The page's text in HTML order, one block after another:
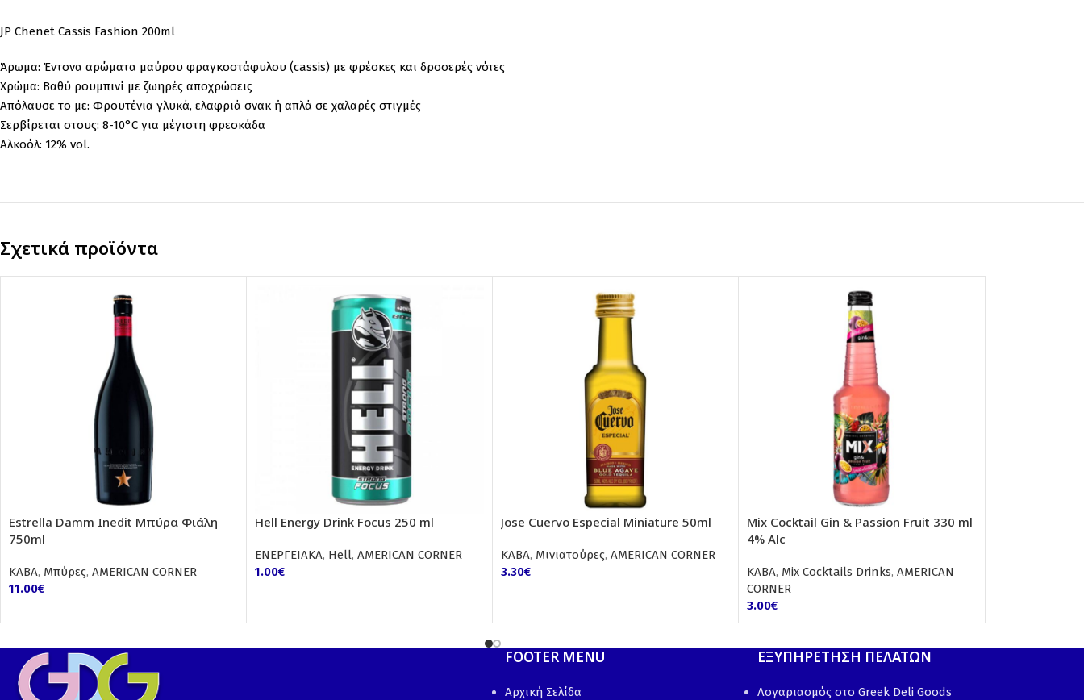
JP Chenet Cassis Fashion 200ml
Άρωμα: Έντονα αρώματα μαύρου φραγκοστάφυλου (cassis) με φρέσκες και δροσερές νότες
Χρώμα: Βαθύ ρουμπινί με ζωηρές αποχρώσεις
Απόλαυσε το με: Φρουτένια γλυκά, ελαφριά σνακ ή απλά σε χαλαρές στιγμές
Σερβίρεται στους: 8-10°C για μέγιστη φρεσκάδα
Αλκοόλ: 12% vol.
Σχετικά προϊόντα
Estrella Damm Inedit Μπύρα Φιάλη
750ml
ΚΑΒΑ, Μπύρες, AMERICAN CORNER
11.00€
Hell Energy Drink Focus 250 ml
ΕΝΕΡΓΕΙΑΚΑ, Hell, AMERICAN CORNER
1.00€
Jose Cuervo Especial Miniature 50ml
ΚΑΒΑ, Μινιατούρες, AMERICAN CORNER
3.30€
Mix Cocktail Gin & Passion Fruit 330 ml
4% Alc
ΚΑΒΑ, Mix Cocktails Drinks, AMERICAN
CORNER
3.00€
FOOTER MENU
Αρχική Σελίδα
ΕΞΥΠΗΡΕΤΗΣΗ ΠΕΛΑΤΩΝ
Λογαριασμός στο Greek Deli Goods